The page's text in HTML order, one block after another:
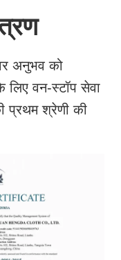
अनुभव को
लिए वन-स्टॉप सेवा
प्रथम श्रेणी की